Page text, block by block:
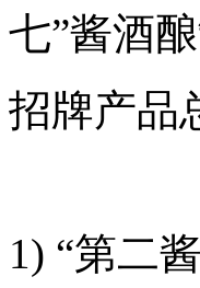
七”酱酒酿
招牌产品
1) “第二